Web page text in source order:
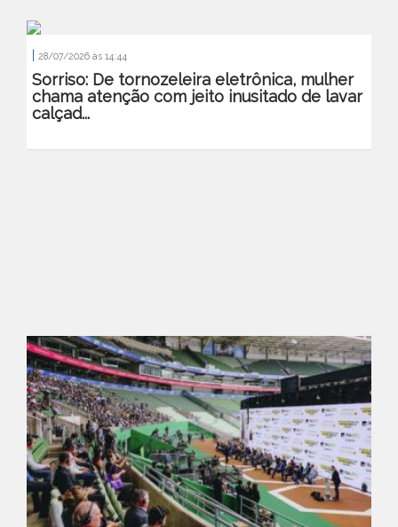
28/07/2026 às 14:44
Sorriso: De tornozeleira eletrônica, mulher
chama atenção com jeito inusitado de lavar
calçad...